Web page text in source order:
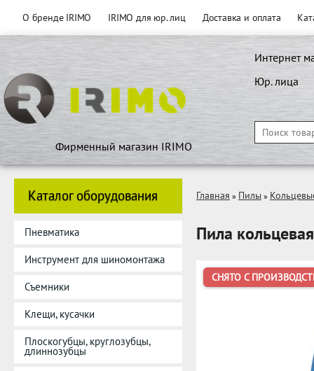
О бренде IRIMO IRIMO для юр. лиц Доставка и оплата
Фирменный магазин IRIMO
Интернет
Юр. лица
Каталог оборудования
Пневматика
Инструмент для шиномонтажа
Съемники
Клещи, кусачки
Плоскогубцы, круглозубцы,
длиннозубцы
Главная » Пилы »
Пила
СНЯТО С